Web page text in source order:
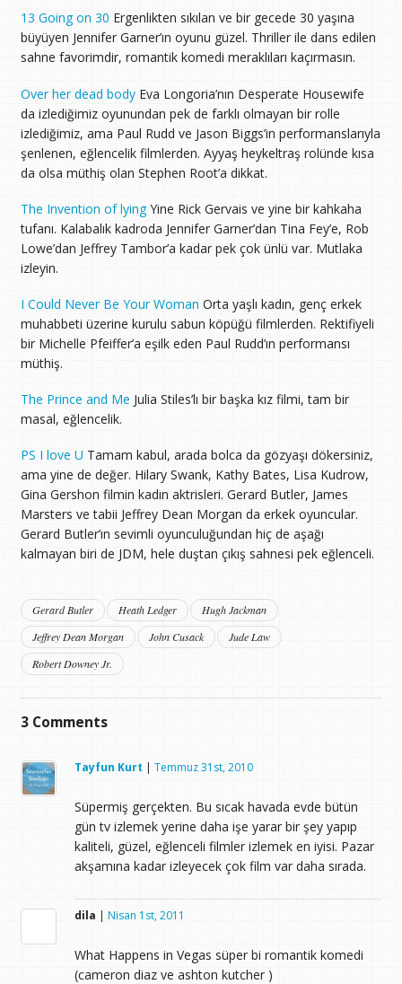
13 Going on 30 Ergenlikten sıkılan ve bir gecede 30 yaşına
büyüyen Jennifer Garner’ın oyunu güzel. Thriller ile dans edilen
sahne favorimdir, romantik komedi meraklıları kaçırmasın.
Over her dead bodyEva Longoria’nın Desperate Housewife
da izlediğimiz oyunundan pek de farklı olmayan bir rolle
izlediğimiz, ama Paul Rudd ve Jason Biggs’in performanslarıyla
şenlenen, eğlencelik filmlerden. Ayyaş heykeltraş rolünde kısa
da olsa müthiş olan Stephen Root’a dikkat.
The Invention of lyingYine Rick Gervais ve yine bir kahkaha
tufanı. Kalabalık kadroda Jennifer Garner’dan Tina Fey’e, Rob
Lowe’dan Jeffrey Tambor’a kadar pek çok ünlü var. Mutlaka
izleyin.
I Could Never Be Your Woman Orta yaşlı kadın, genç erkek
muhabbeti üzerine kurulu sabun köpüğü filmlerden. Rektifiyeli
bir Michelle Pfeiffer’a eşilk eden Paul Rudd’ın performansı
müthiş.
The Prince and Me Julia Stiles’lı bir başka kız filmi, tam bir
masal, eğlencelik.
PS I love U Tamam kabul, arada bolca da gözyaşı dökersiniz,
ama yine de değer. Hilary Swank, Kathy Bates, Lisa Kudrow,
Gina Gershon filmin kadın aktrisleri. Gerard Butler, James
Marsters ve tabii Jeffrey Dean Morgan da erkek oyuncular.
Gerard Butler’ın sevimli oyunculuğundan hiç de aşağı
kalmayan biri de JDM, hele duştan çıkış sahnesi pek eğlenceli.
Gerard Butler Heath Ledger
Hugh Jackman
Jeffrey Dean Morgan
John Cusack
Jude Law
Robert Downey Jr.
3Comments
Tayfun Kurt | Temmuz 31st, 2010
Süpermiş gerçekten. Bu sıcak havada evde bütün
gün tv izlemek yerine daha işe yarar bir şey yapıp
kaliteli, güzel, eğlenceli filmler izlemek en iyisi. Pazar
akşamına kadar izleyecek çok film var daha sırada.
dila | Nisan 1st, 2011
What Happens in Vegas süper bi romantik komedi
(cameron diaz ve ashton kutcher )